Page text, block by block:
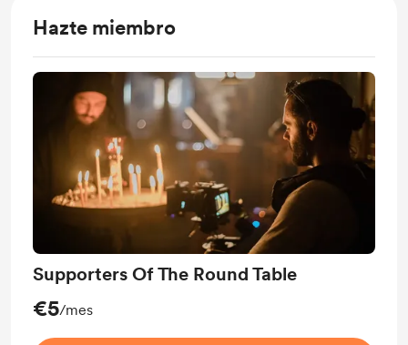
Hazte miembro
Supporters Of The Round Table
€5/mes